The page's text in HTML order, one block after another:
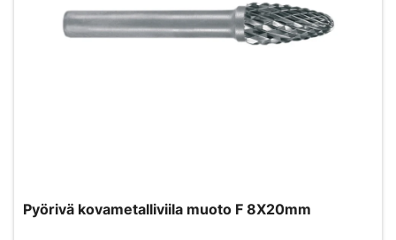
Pyörivä kovametalliviila muoto F 8X20mm